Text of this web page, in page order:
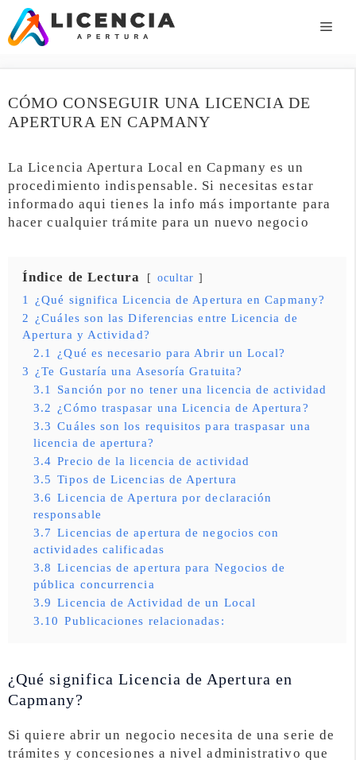
Saltar
contenido
CÓMO CONSEGUIR UNA LICENCIA DE
APERTURA EN CAPMANY
La Licencia Apertura Local en Capmany es un
procedimiento indispensable. Si necesitas estar
informado aqui tienes la info más importante para
hacer cualquier trámite para un nuevo negocio
Índice de Lectura ocultar
1
¿Qué significa Licencia de Apertura en Capmany?
2 ¿Cuáles son las Diferencias entre Licencia de
Apertura y Actividad?
2.1
¿Qué es necesario para Abrir un Local?
3 ¿Te Gustaría una Asesoría Gratuita?
3.1
Sanción por no tener una licencia de actividad
3.2 ¿Cómo traspasar una Licencia de Apertura?
3.3 Cuáles son los requisitos para traspasar una
licencia de apertura?
3.4 Precio de la licencia de actividad
3.5 Tipos de Licencias de Apertura
3.6 Licencia de Apertura por declaración
responsable
3.7 Licencias de apertura de negocios con
actividades calificadas
3.8 Licencias de apertura para Negocios de
pública concurrencia
3.9 Licencia de Actividad de un Local
3.10 Publicaciones relacionadas:
¿Qué significa Licencia de Apertura en
Capmany?
Si quiere abrir un negocio necesita de una serie de
trámites y concesiones a nivel administrativo que